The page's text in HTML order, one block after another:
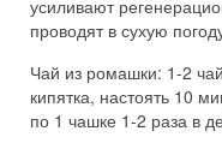
усиливают
проводят в сухую
Чай из ромашки: 1-2
кипятка, настоять 10
по 1 чашке 1-2 раза в